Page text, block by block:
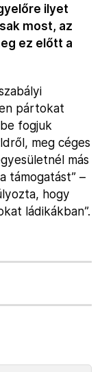
ilyet
most, az
ez előtt a
pártokat
fogjuk
meg céges
más
támogatást” –
hogy
ládikákban”.